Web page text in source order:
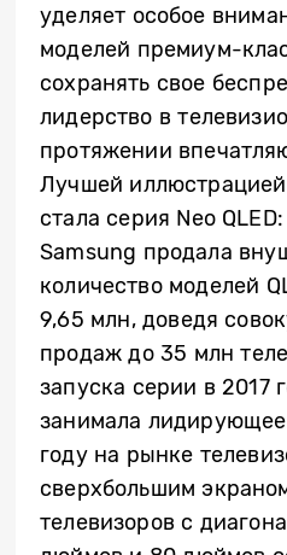
уделяет особое
моделей премиум-
сохранять свое
лидерство в
протяжении
Лучшей иллюстрацией
стала серия Neo
Samsung продала
количество моделей
9,65 млн, доведя
продаж до 35 млн
запуска серии в 2017
занимала
году на рынке
сверхбольшим
телевизоров с